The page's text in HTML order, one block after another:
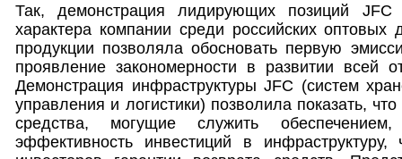
Так, демонстрация лидирующих позиций
характера компании среди российских оптовых
продукции позволяла обосновать первую
проявление закономерности в развитии всей
Демонстрация инфраструктуры JFC (систем
управления и логистики) позволила показать,
средства, могущие служить
эффективность инвестиций в